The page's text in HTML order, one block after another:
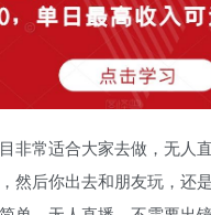
非常适合大家去做，无人
然后你出去和朋友玩，还